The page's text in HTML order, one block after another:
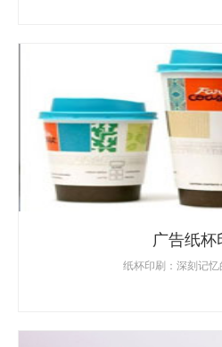
广告纸杯
纸杯印刷：深刻记